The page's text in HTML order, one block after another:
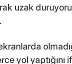
uzak
yol yaptığını